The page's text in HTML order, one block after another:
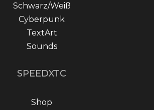
Schwarz/Weiß
Cyberpunk
TextArt
Sounds
SPEEDXTC
Shop